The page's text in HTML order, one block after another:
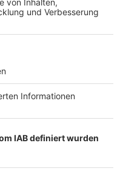
das Thema
in Wesseling.
Gewalt“ durch den
in Bergheim
Und in Köln
Mädchen und
nehmen uns die